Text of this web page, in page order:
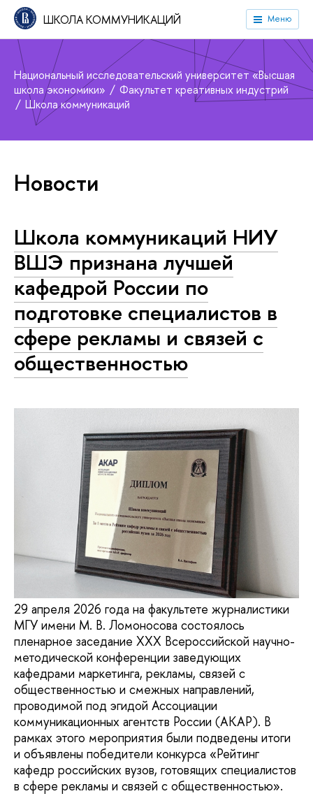
ШКОЛА КОММУНИКАЦИЙ Меню
Национальный исследовательский университет «Высшая
школа экономики»
Факультет креативных индустрий
Школа коммуникаций
Новости
Школа коммуникаций НИУ
ВШЭ признана лучшей
кафедрой России по
подготовке специалистов в
сфере рекламы и связей с
общественностью
29 апреля 2026 года на факультете журналистики
МГУ имени М. В. Ломоносова состоялось
пленарное заседание XXX Всероссийской научно-
методической конференции заведующих
кафедрами маркетинга, рекламы, связей с
общественностью и смежных направлений,
проводимой под эгидой Ассоциации
коммуникационных агентств России (АКАР). В
рамках этого мероприятия были подведены итоги
и объявлены победители конкурса «Рейтинг
кафедр российских вузов, готовящих специалистов
в сфере рекламы и связей с общественностью».